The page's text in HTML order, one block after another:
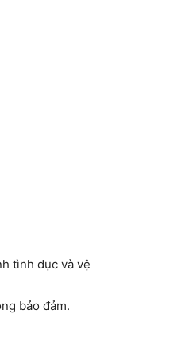
tình dục và vệ
bảo đảm.